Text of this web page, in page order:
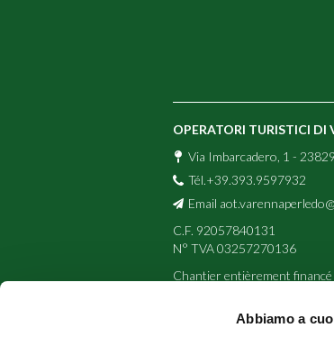
Abbiamo a
OPERATORI TURISTICI DI
Via Imbarcadero, 1 -
Tél.+39.393.9597932
Email
C.F. 92057840131
N° TVA 03257270136
Chantier entièrement